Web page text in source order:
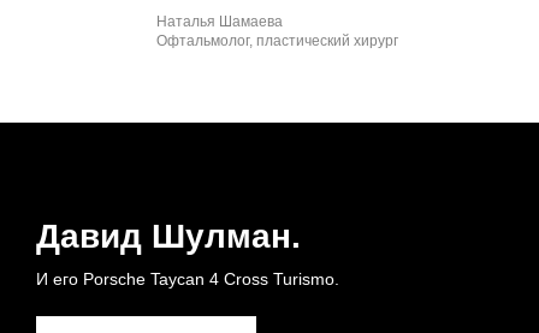
Наталья Шамаева
Офтальмолог, пластический хирург
Давид Шулман.
И его Porsche Taycan 4 Cross Turismo.